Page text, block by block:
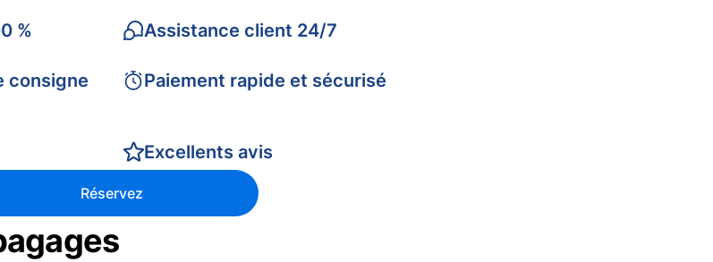
%
consigne
Assistance client 24/7
Paiement rapide et sécurisé
Excellents avis
Réservez